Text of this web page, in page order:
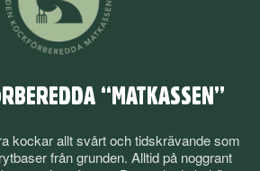
“MATKASSEN”
kockar allt svårt och tidskrävande som
från grunden. Alltid på noggrant